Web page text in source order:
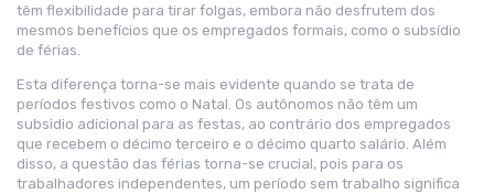
têm flexibilidade para tirar folgas, embora não desfrutem dos
mesmos benefícios que os empregados formais, como o subsídio
de férias.
Esta diferença torna-se mais evidente quando se trata de
períodos festivos como o Natal. Os autônomos não têm um
subsidio adicional para as festas, ao contrário dos empregados
que recebem o décimo terceiro e o décimo quarto salário. Além
disso, a questão das férias torna-se crucial, pois para os
trabalhadores independentes, um período sem trabalho significa